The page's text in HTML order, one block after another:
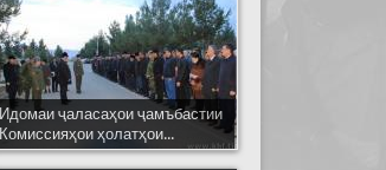
Идомаи ҷаласаҳои ҷамъбастии
Комиссияҳои ҳолатҳои...